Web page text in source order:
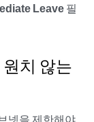
Leave 필
치 않는
넷을 제한해야